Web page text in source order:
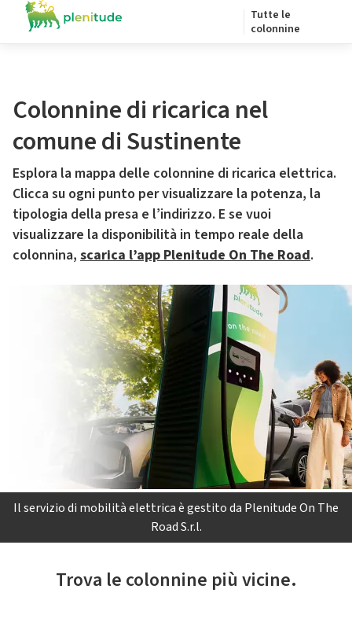
Tutte le
colonnine
Colonnine di ricarica nel
comune di Sustinente
Esplora la mappa delle colonnine di ricarica elettrica.
Clicca su ogni punto per visualizzare la potenza, la
tipologia della presa e l’indirizzo. E se vuoi
visualizzare la disponibilità in tempo reale della
colonnina, scarica l’app Plenitude On The Road.
Il servizio di mobilità elettrica è gestito da Plenitude On The
Road S.r.l.
Trova le colonnine più vicine.